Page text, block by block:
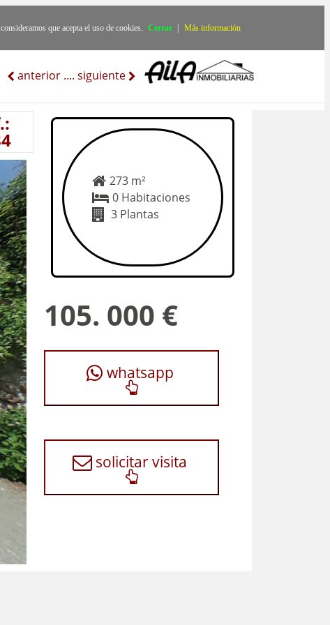
que acepta el uso de cookies. Cerrar Más información
anterior .... siguiente
273 m²
0 Habitaciones
3 Plantas
105. 000 €
whatsapp
solicitar visita